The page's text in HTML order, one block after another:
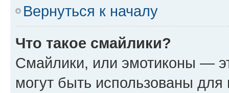
Вернуться к началу
Что такое смайлики?
Смайлики, или эмотиконы —
могут быть использованы